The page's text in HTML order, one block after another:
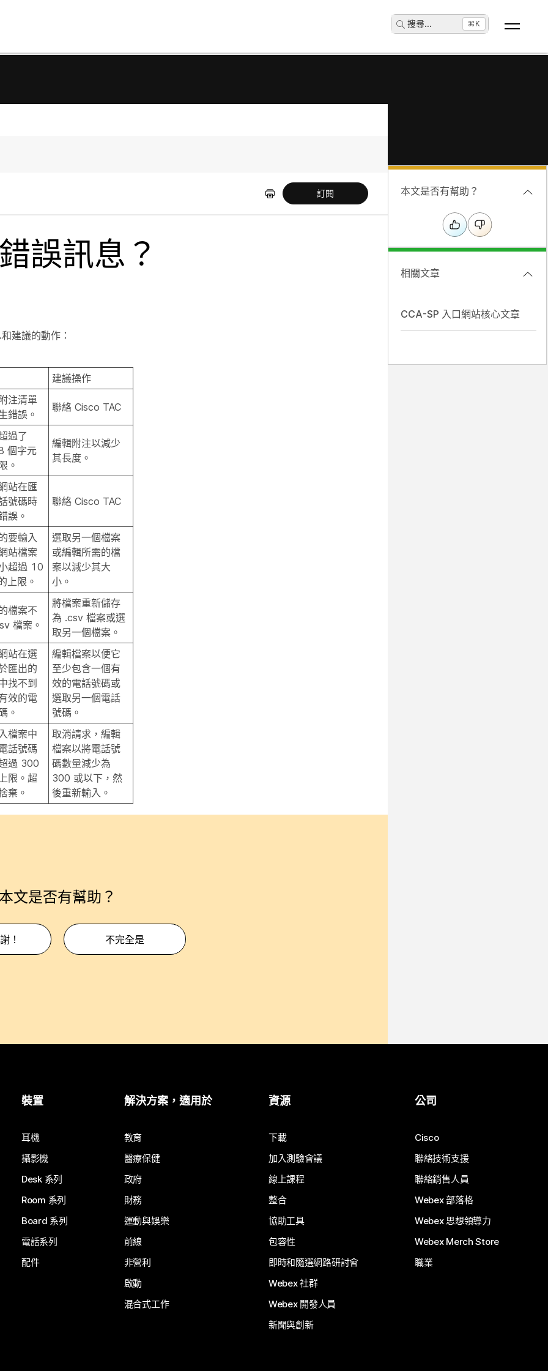
搜尋... ⌘K
訂閱
誤訊息？
建議的動作：
建議操作
注清單
錯誤。
聯絡 Cisco TAC
過了
個字元
。
編輯附注以減少
其長度。
站在匯
號碼時
誤。
聯絡 Cisco TAC
要輸入
站檔案
超過 10
上限。
選取另一個檔案
或編輯所需的檔
案以減少其大
小。
檔案不
檔案。
將檔案重新儲存
為 .csv 檔案或選
取另一個檔案。
站在選
匯出的
找不到
效的電
。
編輯檔案以便它
至少包含一個有
效的電話號碼或
選取另一個電話
號碼。
檔案中
話號碼
過 300
限。超
棄。
取消請求，編輯
檔案以將電話號
碼數量減少為
300 或以下，然
後重新輸入。
文是否有幫助？
！ 不完全是
本文是否有幫助？
相關文章
CCA-SP 入口網站核心文章
裝置
耳機
攝影機
Desk 系列
Room 系列
Board 系列
電話系列
配件
解決方案，適用於
教育
醫療保健
政府
財務
運動與娛樂
前線
非營利
啟動
混合式工作
資源
下載
加入測驗會議
線上課程
整合
協助工具
包容性
即時和隨選網路研討會
Webex 社群
Webex 開發人員
新聞與創新
公司
Cisco
聯絡技術支援
聯絡銷售人員
Webex 部落格
Webex 思想領導力
Webex Merch Store
職業